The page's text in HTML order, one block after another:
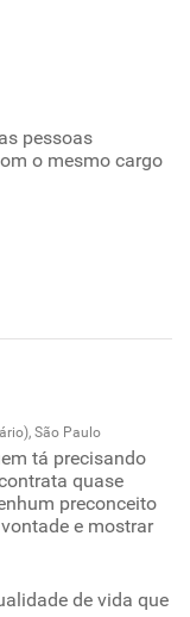
pessoas
o mesmo cargo
São Paulo
tá precisando
quase
preconceito
e mostrar
de vida que